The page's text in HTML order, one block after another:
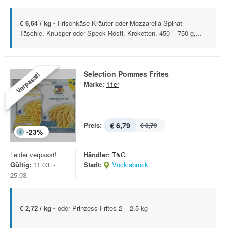
€ 6,64 / kg - Frischkäse Kräuter oder Mozzarella Spinat
Täschle, Knusper oder Speck Rösti, Kroketten, 450 – 750 g,...
Verpasst!
-23%
Selection Pommes Frites
Marke: 11er
Preis: € 6,79 € 8,79
Leider verpasst!
Gültig: 11.03. -
25.03.
Händler: T&G
Stadt:
Vöcklabruck
€ 2,72 / kg - oder Prinzess Frites 2 – 2.5 kg